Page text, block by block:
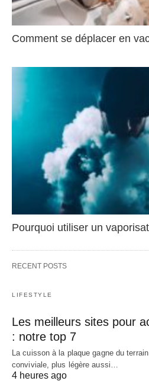
Comment se déplacer en
Pourquoi utiliser un
RECENT POSTS
LIFESTYLE
Les meilleurs sites pour
: notre top 7
La cuisson à la plaque gagne du
conviviale, plus légère aussi…
4 heures ago